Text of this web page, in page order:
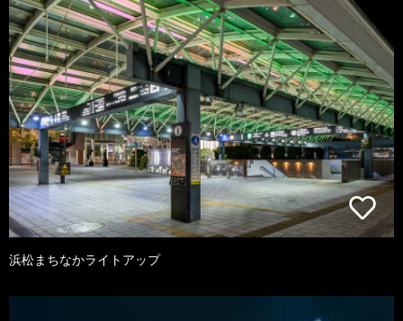
浜松まちなかライトアップ